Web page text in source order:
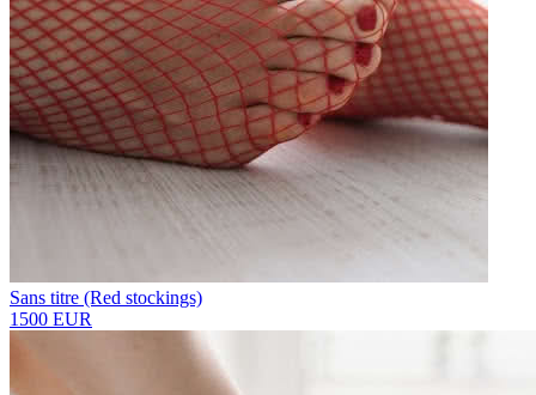
Sans titre (Red stockings)
1500 EUR